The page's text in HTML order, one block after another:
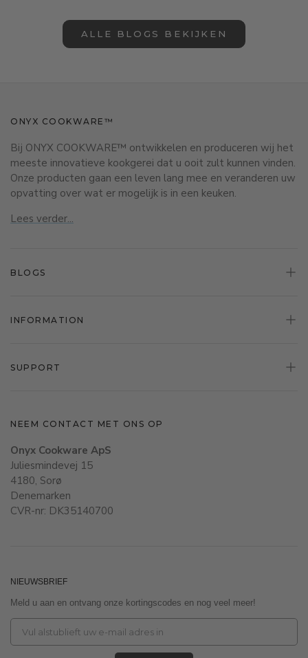
ALLE BLOGS BEKIJKEN
ONYX COOKWARE™
Bij ONYX COOKWARE™ ontwikkelen en produceren wij het
meeste innovatieve kookgerei dat u ooit zult kunnen vinden.
Onze producten gaan een leven lang mee en veranderen uw
opvatting over wat er mogelijk is in een keuken.
Lees verder...
BLOGS
INFORMATION
SUPPORT
NEEM CONTACT MET ONS OP
Onyx Cookware ApS
Juliesmindevej 15
4180, Sorø
Denemarken
CVR-nr: DK35140700
NIEUWSBRIEF
Meld u aan en ontvang onze kortingscodes en nog veel meer!